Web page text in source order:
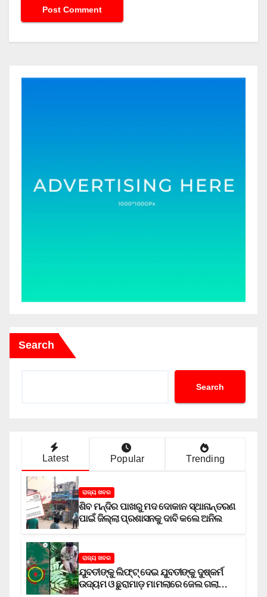
Search
Search
Latest Popular Trending
ରାଜ୍ୟ ଖବର
ଶିବ ମନ୍ଦିର ପାଖରୁ ମଦ ଦୋକାନ ସ୍ଥାନାନ୍ତରଣ
ପାଇଁ ଜିଲ୍ଲା ପ୍ରଶାସନକୁ ଦାବି କଲେ ଅନିଲ
ରାଜ୍ୟ ଖବର
ଯୁବତୀଙ୍କୁ ଲିଫ୍‌ଟ୍‌ ଦେଇ ଯୁବତୀଙ୍କୁ ଦୁଷ୍କର୍ମ
ଉଦ୍ୟମ ଓ ଛୁରାମାଡ଼ ମାମଲାରେ ଜେଲ ଗଲା